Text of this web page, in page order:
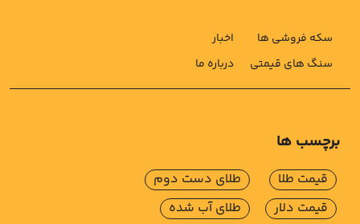
سکه فروشی ها
سنگ های قیمتی
اخبار
درباره ما
برچسب ها
قیمت طلا
قیمت دلار
طلای دست دوم
طلای آب شده